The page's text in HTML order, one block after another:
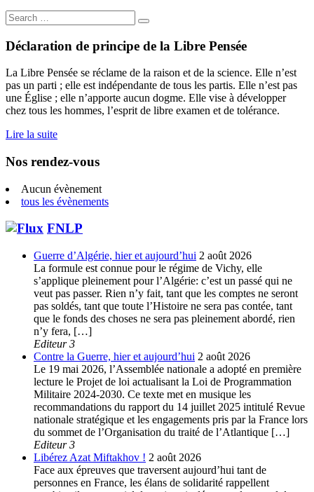
Search
for:
Déclaration de principe de la Libre Pensée
La Libre Pensée se réclame de la raison et de la science. Elle n’est
pas un parti ; elle est indépendante de tous les partis. Elle n’est pas
une Église ; elle n’apporte aucun dogme. Elle vise à développer
chez tous les hommes, l’esprit de libre examen et de tolérance.
Lire la suite
Nos rendez-vous
Aucun évènement
tous les évènements
FNLP
Guerre d’Algérie, hier et aujourd’hui 2 août 2026
La formule est connue pour le régime de Vichy, elle
s’applique pleinement pour l’Algérie: c’est un passé qui ne
veut pas passer. Rien n’y fait, tant que les comptes ne seront
pas soldés, tant que toute l’Histoire ne sera pas contée, tant
que le fonds des choses ne sera pas pleinement abordé, rien
n’y fera, […]
Editeur 3
Contre la Guerre, hier et aujourd’hui 2 août 2026
Le 19 mai 2026, l’Assemblée nationale a adopté en première
lecture le Projet de loi actualisant la Loi de Programmation
Militaire 2024-2030. Ce texte met en musique les
recommandations du rapport du 14 juillet 2025 intitulé Revue
nationale stratégique et les engagements pris par la France lors
du sommet de l’Organisation du traité de l’Atlantique […]
Editeur 3
Libérez Azat Miftakhov ! 2 août 2026
Face aux épreuves que traversent aujourd’hui tant de
personnes en France, les élans de solidarité rappellent